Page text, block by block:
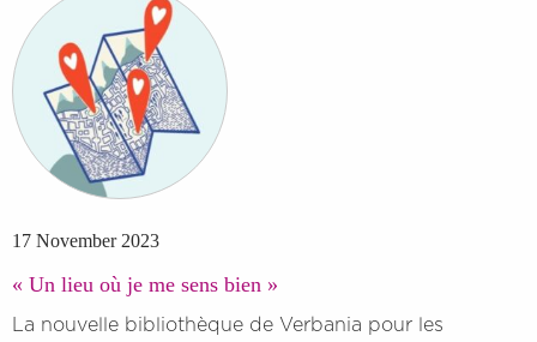
17 November 2023
« Un lieu où je me sens bien »
La nouvelle bibliothèque de Verbania pour les